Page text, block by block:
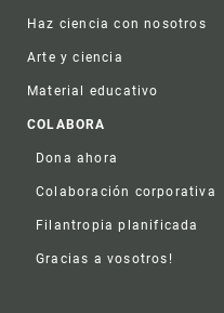
Haz ciencia con nosotros
Arte y ciencia
Material educativo
COLABORA
Dona ahora
Colaboración corporativa
Filantropia planificada
Gracias a vosotros!